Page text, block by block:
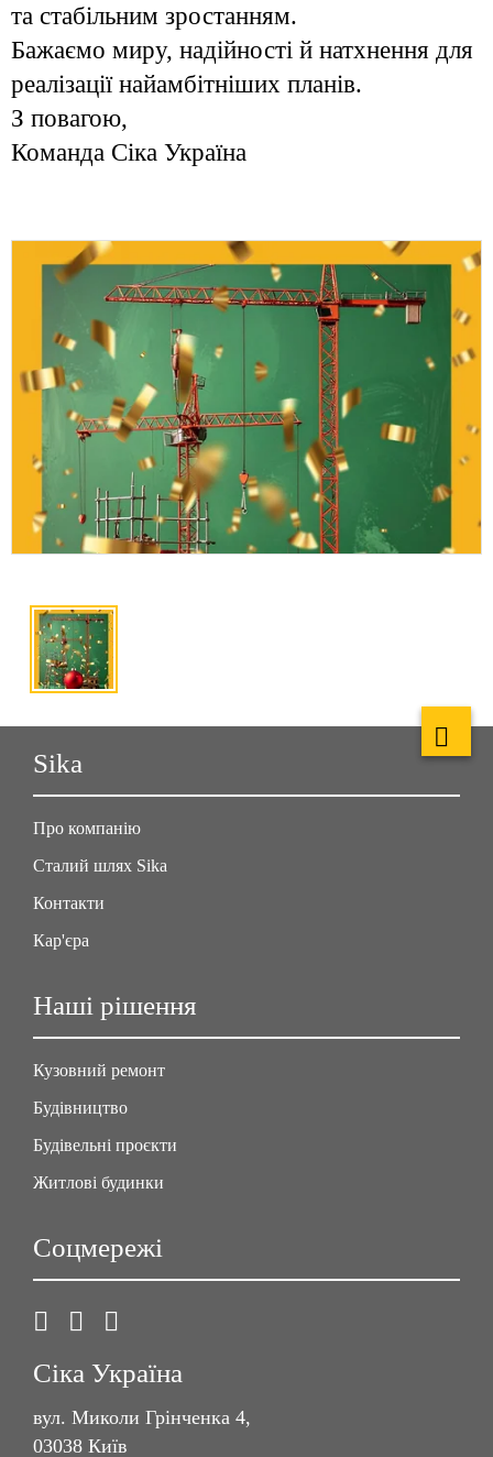
та стабільним зростанням.
Бажаємо миру, надійності й натхнення для
реалізації найамбітніших планів.
З повагою,
Команда Сіка Україна
Sika
Про компанію
Сталий шлях Sika
Контакти
Кар'єра
Наші рішення
Кузовний ремонт
Будівництво
Будівельні проєкти
Житлові будинки
Соцмережі
Сіка Україна
вул. Миколи Грінченка 4,
03038 Київ